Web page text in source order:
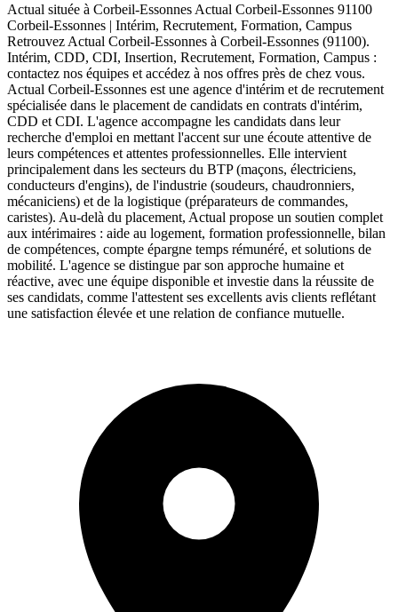
Actual située à Corbeil-Essonnes Actual Corbeil-Essonnes 91100
Corbeil-Essonnes | Intérim, Recrutement, Formation, Campus
Retrouvez Actual Corbeil-Essonnes à Corbeil-Essonnes (91100).
Intérim, CDD, CDI, Insertion, Recrutement, Formation, Campus :
contactez nos équipes et accédez à nos offres près de chez vous.
Actual Corbeil-Essonnes est une agence d'intérim et de recrutement
spécialisée dans le placement de candidats en contrats d'intérim,
CDD et CDI. L'agence accompagne les candidats dans leur
recherche d'emploi en mettant l'accent sur une écoute attentive de
leurs compétences et attentes professionnelles. Elle intervient
principalement dans les secteurs du BTP (maçons, électriciens,
conducteurs d'engins), de l'industrie (soudeurs, chaudronniers,
mécaniciens) et de la logistique (préparateurs de commandes,
caristes). Au-delà du placement, Actual propose un soutien complet
aux intérimaires : aide au logement, formation professionnelle, bilan
de compétences, compte épargne temps rémunéré, et solutions de
mobilité. L'agence se distingue par son approche humaine et
réactive, avec une équipe disponible et investie dans la réussite de
ses candidats, comme l'attestent ses excellents avis clients reflétant
une satisfaction élevée et une relation de confiance mutuelle.